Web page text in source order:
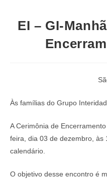
EI – GI-
Às famílias do Grupo
A Cerimônia de
feira, dia 03 de dezembro, às
calendário.
O objetivo desse encontro é